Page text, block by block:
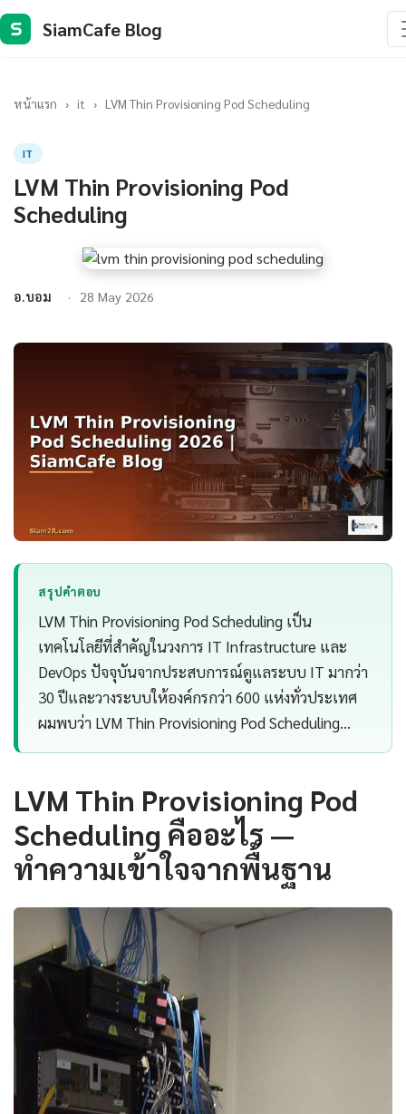
S SiamCafe Blog
หน้าแรก › it › LVM Thin Provisioning Pod Scheduling
IT
LVM Thin Provisioning Pod
Scheduling
อ.บอม 28 May 2026
สรุปคำตอบ
LVM Thin Provisioning Pod Scheduling เป็น
เทคโนโลยีที่สำคัญในวงการ IT Infrastructure และ
DevOps ปัจจุบันจากประสบการณ์ดูแลระบบ IT มากว่า
30 ปีและวางระบบให้องค์กรกว่า 600 แห่งทั่วประเทศ
ผมพบว่า LVM Thin Provisioning Pod Scheduling…
LVM Thin Provisioning Pod
Scheduling คืออะไร —
ทำความเข้าใจจากพื้นฐาน